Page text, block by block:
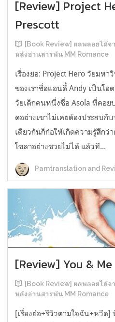
[Review] Project
Prescott
[Book Review] ผลพลอยได้
หลังอ่านสารพัน MM Romance
เรื่องย่อ: Project Hero วัยมห
ของเราชื่อแอนดี้ Andy เป็นโ
วัยเด็กคนหนึ่งชื่อ Asola ที่คอย
ดอย่างเขาไม่เคยต้องประสบ
เดียวกันก็ก่อให้เกิดความรู้สึกว่
โซลาอย่างช่วยไม่ได้ แล้วที...
Parntranslation and
[Review] You &
[Book Review] ผลพลอยได้
หลังอ่านสารพัน MM Romance
[เรื่องย่อ+รีวิวตามใจฉัน+หวีด